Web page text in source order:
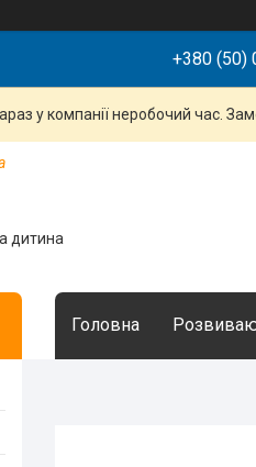
+380 (50)
у компанії неробочий час.
дитина
Головна